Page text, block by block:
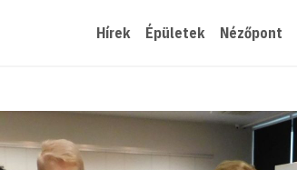
Hírek Épületek Nézőpont